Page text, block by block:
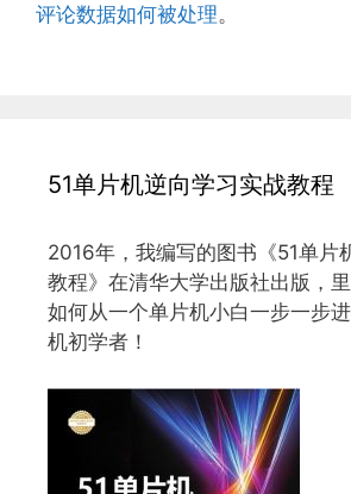
评论数据如何被处理。
51单片机逆向学习实战教程
2016年，我编写的图书《51单片
教程》在清华大学出版社出版，
如何从一个单片机小白一步一步
机初学者！